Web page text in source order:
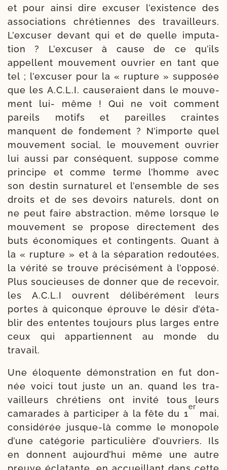
et pour ain­si dire excu­ser l’exis­tence des
asso­cia­tions chré­tiennes des tra­vailleurs.
L’excuser devant qui et de quelle impu­ta­
tion ? L’excuser à cause de ce qu’ils
appellent mouve­ment ouvrier en tant que
tel ; l’ex­cu­ser pour la « rup­ture » sup­po­sée
que les A.C.L.I. cau­se­raient dans le mou­ve­
ment lui- même ! Qui ne voit com­ment
pareils motifs et pareilles craintes
manquent de fon­de­ment ? N’importe quel
mou­ve­ment social, le mou­ve­ment ouvrier
lui aus­si par consé­quent, sup­pose comme
prin­cipe et comme terme l’homme avec
son des­tin sur­na­tu­rel et l’en­semble de ses
droits et de ses devoirs natu­rels, dont on
ne peut faire abs­trac­tion, même lorsque le
mou­ve­ment se pro­pose direc­te­ment des
buts éco­no­miques et contin­gents. Quant à
la « rup­ture » et à la sépa­ra­tion redou­tées,
la véri­té se trouve pré­ci­sé­ment à l’op­po­sé.
Plus sou­cieuses de don­ner que de rece­voir,
les A.C.L.I ouvrent déli­bé­ré­ment leurs
portes à qui­conque éprouve le désir d’é­ta­
blir des ententes tou­jours plus larges entre
ceux qui appar­tiennent au monde du
travail.
Une élo­quente démons­tra­tion en fut don­
née voi­ci tout juste un an, quand les tra­
vailleurs chré­tiens ont invi­té tous leurs
cama­rades à par­ti­ci­per à la fête du 1
er
mai,
consi­dé­rée jusque-​là comme le mono­pole
d’une caté­go­rie par­ti­cu­lière d’ou­vriers. Ils
en donnent aujourd’­hui même une autre